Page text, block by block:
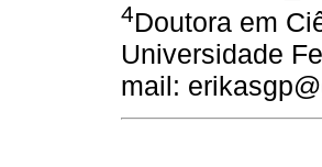
4Doutora em
Universidade
mail: